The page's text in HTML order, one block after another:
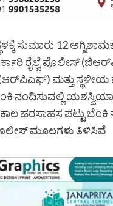
ಸುಮಾರು 12
ರೈಲ್ವೆ ಪೊಲೀಸ್
ಮತ್ತು ಸ್ಥಳೀಯ
ನಂದಿಸುವಲ್ಲಿ
ಕಾಲ ಹರಸಾಹಸ ಪಟ್ಟು
ಮೂಲಗಳು ತಿಳಿಸಿವೆ